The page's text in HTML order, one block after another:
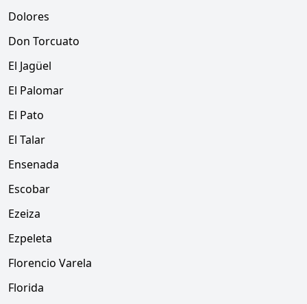
Dolores
Don Torcuato
El Jagüel
El Palomar
El Pato
El Talar
Ensenada
Escobar
Ezeiza
Ezpeleta
Florencio Varela
Florida